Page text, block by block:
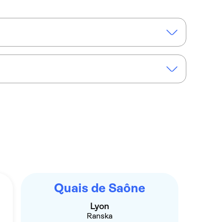
Quais de Saône
Lyon
Ranska